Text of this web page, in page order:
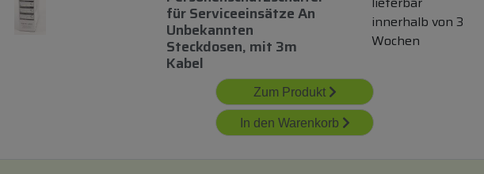
fürServiceeinsätze An
Unbekannten
Steckdosen, mit 3m
Kabel
innerhalb von 3
Wochen
Zum Produkt
In den Warenkorb